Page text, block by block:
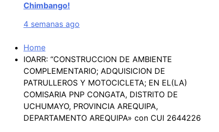
Chimbango!
4 semanas ago
Home
IOARR: “CONSTRUCCION DE AMBIENTE
COMPLEMENTARIO; ADQUISICION DE
PATRULLEROS Y MOTOCICLETA; EN EL(LA)
COMISARIA PNP CONGATA, DISTRITO DE
UCHUMAYO, PROVINCIA AREQUIPA,
DEPARTAMENTO AREQUIPA» con CUI 2644226